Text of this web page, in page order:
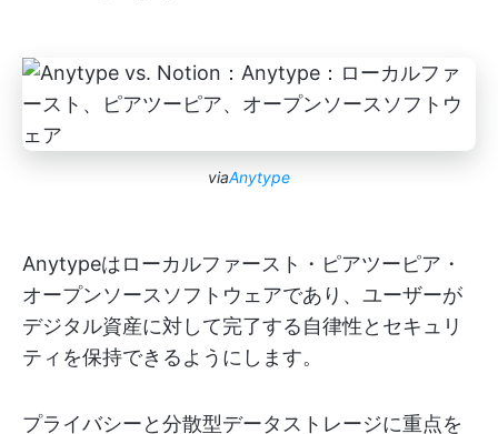
viaAnytype
Anytypeはローカルファースト・ピアツーピア・
オープンソースソフトウェアであり、ユーザーが
デジタル資産に対して完了する自律性とセキュリ
ティを保持できるようにします。
プライバシーと分散型データストレージに重点を